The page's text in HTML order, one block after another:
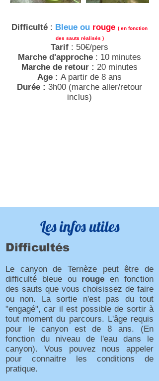
Difficulté : Bleue ou rouge ( en fonction
des sauts réalisés )
Tarif : 50€/pers
Marche d'approche : 10 minutes
Marche de retour : 20 minutes
Age : A partir de 8 ans
Durée : 3h00 (marche aller/retour
inclus)
Les infos utiles
Difficultés
Le canyon de Ternèze peut être de
difficulté bleue ou rougeen fonction
des sauts que vous choisissez de faire
ou non. La sortie n'est pas du tout
"engagé", car il est possible de sortir à
tout moment du parcours. L'âge requis
pour le canyon est de 8 ans. (En
fonction du niveau de l'eau dans le
canyon). Vous pouvez nous appeler
pour connaitre les conditions de
pratique.